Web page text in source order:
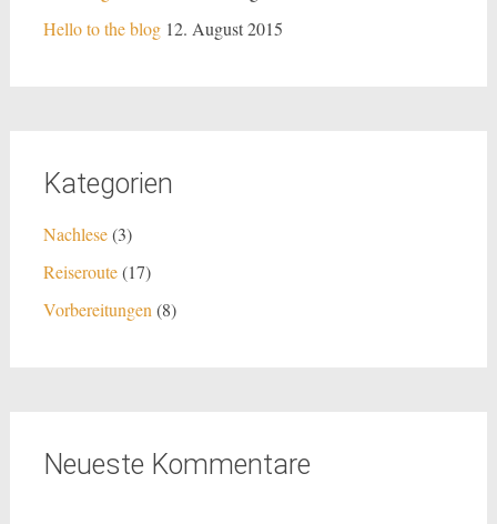
Hello to the blog 12. August 2015
Kategorien
Nachlese(3)
Reiseroute(17)
Vorbereitungen (8)
Neueste Kommentare